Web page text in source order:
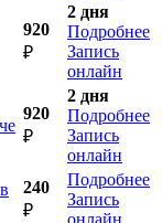
920
₽
2 дня
Подробнее
Запись
онлайн
920
₽
2 дня
Подробнее
Запись
онлайн
240
₽
Подробнее
Запись
онлайн